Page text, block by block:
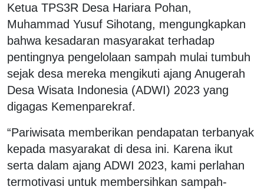
Ketua TPS3R Desa Hariara Pohan,
Muhammad Yusuf Sihotang, mengungkapkan
bahwa kesadaran masyarakat terhadap
pentingnya pengelolaan sampah mulai tumbuh
sejak desa mereka mengikuti ajang Anugerah
Desa Wisata Indonesia (ADWI) 2023 yang
digagas Kemenparekraf.
“Pariwisata memberikan pendapatan terbanyak
kepada masyarakat di desa ini. Karena ikut
serta dalam ajang ADWI 2023, kami perlahan
termotivasi untuk membersihkan sampah-